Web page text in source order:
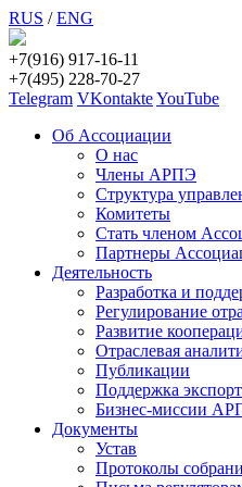
RUS /ENG
+7(916) 917-16-11
+7(495) 228-70-27
Telegram VKontakteYouTube
Об Ассоциации
О нас
Члены АРПЭ
Структура
Комитеты
Стать членом
Партнеры
Деятельность
Разработка и
Регулирование
Развитие
Отраслевая
Публикации
Поддержка
Бизнес-миссии
Документы
Устав
Протоколы